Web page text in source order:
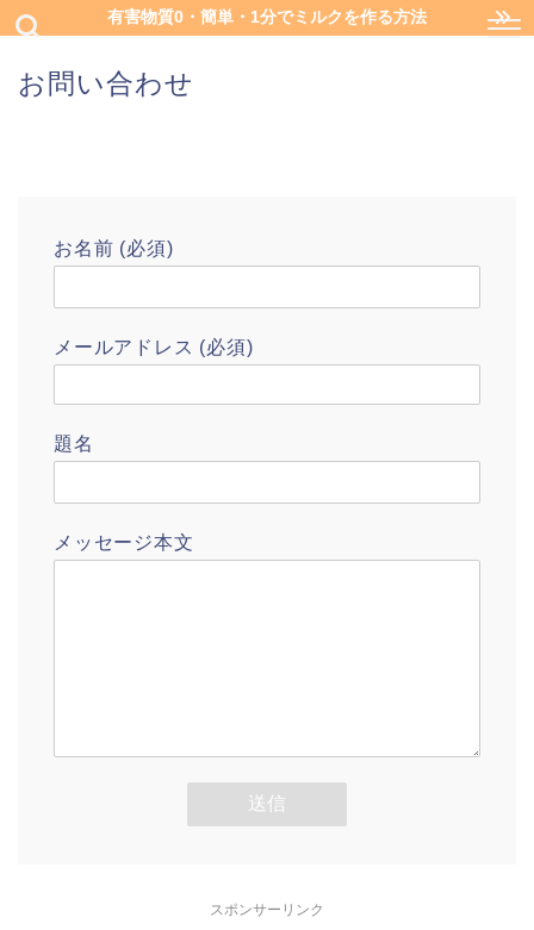
有害物質0・簡単・1分でミルクを作る方法
お問い合わせ
お名前 (必須)
メールアドレス (必須)
題名
メッセージ本文
スポンサーリンク